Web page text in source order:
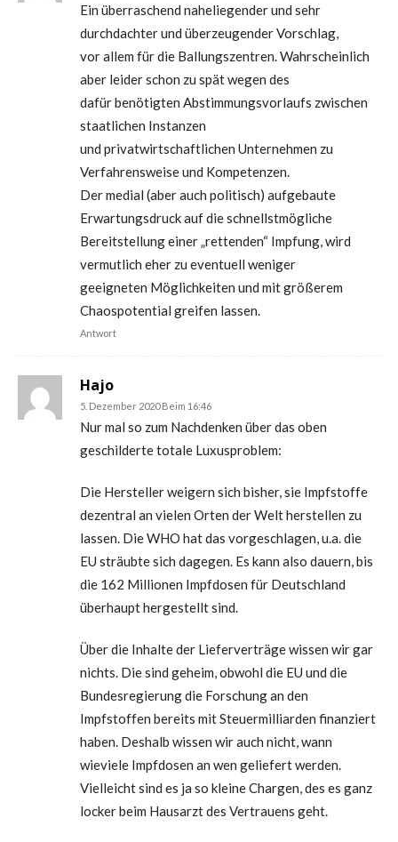
Ein überraschend naheliegender und sehr
durchdachter und überzeugender Vorschlag,
vor allem für die Ballungszentren. Wahrscheinlich
aber leider schon zu spät wegen des
dafür benötigten Abstimmungsvorlaufs zwischen
staatlichen Instanzen
und privatwirtschaftlichen Unternehmen zu
Verfahrensweise und Kompetenzen.
Der medial (aber auch politisch) aufgebaute
Erwartungsdruck auf die schnellstmögliche
Bereitstellung einer „rettenden“ Impfung, wird
vermutlich eher zu eventuell weniger
geeigneten Möglichkeiten und mit größerem
Chaospotential greifen lassen.
Antwort
Hajo
5. Dezember 2020 Beim 16:46
Nur mal so zum Nachdenken über das oben
geschilderte totale Luxusproblem:
Die Hersteller weigern sich bisher, sie Impfstoffe
dezentral an vielen Orten der Welt herstellen zu
lassen. Die WHO hat das vorgeschlagen, u.a. die
EU sträubte sich dagegen. Es kann also dauern, bis
die 162 Millionen Impfdosen für Deutschland
überhaupt hergestellt sind.
Über die Inhalte der Lieferverträge wissen wir gar
nichts. Die sind geheim, obwohl die EU und die
Bundesregierung die Forschung an den
Impfstoffen bereits mit Steuermilliarden finanziert
haben. Deshalb wissen wir auch nicht, wann
wieviele Impfdosen an wen geliefert werden.
Vielleicht sind es ja so kleine Chargen, des es ganz
locker beim Hausarzt des Vertrauens geht.